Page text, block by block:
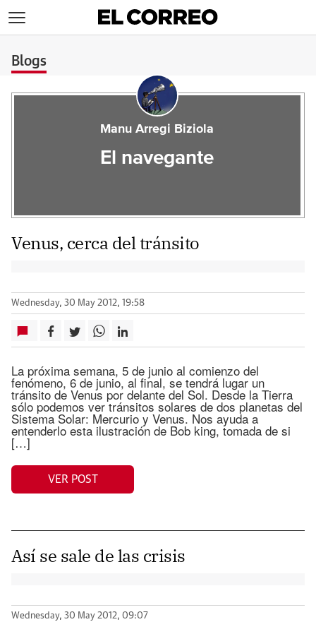
Blogs
Manu Arregi Biziola
El navegante
Venus, cerca del tránsito
Wednesday, 30 May 2012, 19:58
La próxima semana, 5 de junio al comienzo del
fenómeno, 6 de junio, al final, se tendrá lugar un
tránsito de Venus por delante del Sol. Desde la Tierra
sólo podemos ver tránsitos solares de dos planetas del
Sistema Solar: Mercurio y Venus. Nos ayuda a
entenderlo esta ilustración de Bob king, tomada de si
[…]
VER POST
Así se sale de las crisis
Wednesday, 30 May 2012, 09:07